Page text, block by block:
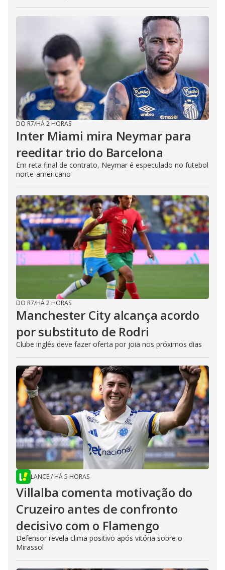
DO R7/HÁ 2 HORAS
Inter Miami mira Neymar para
reeditar trio do Barcelona
Em reta final de contrato, Neymar é especulado no futebol
norte-americano
DO R7/HÁ 2 HORAS
Manchester City alcança acordo
por substituto de Rodri
Clube inglês deve fazer oferta por joia nos próximos dias
LANCE/ HÁ 5 HORAS
Villalba comenta motivação do
Cruzeiro antes de confronto
decisivo com o Flamengo
Defensor revela clima positivo após vitória sobre o
Mirassol